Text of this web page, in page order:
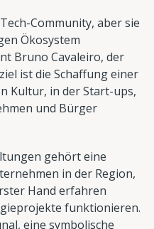
Community, aber sie
Ökosystem
Bruno Cavaleiro, der
ist die Schaffung einer
Kultur, in der Start-ups,
und Bürger
gehört eine
in der Region,
Hand erfahren
funktionieren.
eine symbolische